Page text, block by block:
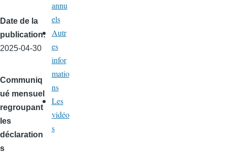
Date de la
publication
2025-04-30
Communiq
ué mensuel
regroupant
les
déclaration
s
annu
els
Autr
es
infor
matio
ns
Les
vidéo
s